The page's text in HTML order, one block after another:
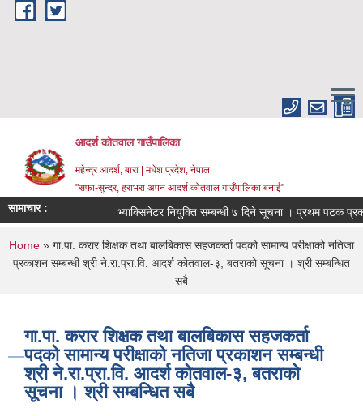
Skip to main content
आदर्श कोतवाल गाउँपालिका
महेन्द्र आदर्श, बारा | मधेश प्रदेश, नेपाल
"सफा-सुन्दर, हराभरा अपन आदर्श कोतवाल गाउँपालिका बनाई"
सामाचार : भ्याक्सिनेटर नियुक्ति सम्बन्धी ७ दिने सूचना । प्रथम पटक
You are here
Home » गा.पा. करार शिक्षक तथा बालबिकास सहजकर्ता पदको सामान्य परीक्षाको नतिजा
प्रकाशन सम्बन्धी श्री ने.रा.प्रा.वि. आदर्श कोतवाल-३, बतराको सूचना । श्री सम्बन्धित
सबै
गा.पा. करार शिक्षक तथा बालबिकास सहजकर्ता
पदको सामान्य परीक्षाको नतिजा प्रकाशन सम्बन्धी
श्री ने.रा.प्रा.वि. आदर्श कोतवाल-३, बतराको
सूचना । श्री सम्बन्धित सबै